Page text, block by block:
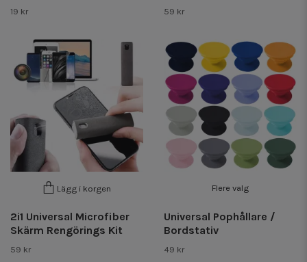
19 kr 59 kr
Lägg i korgen
2i1 Universal Microfiber
Skärm Rengörings Kit
59 kr
Flere valg
Universal Pophållare /
Bordstativ
49 kr